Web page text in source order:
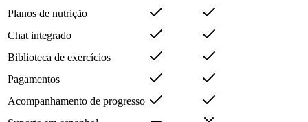
Planos de nutrição
Chat integrado
Biblioteca de exercícios
Pagamentos
Acompanhamento de progresso